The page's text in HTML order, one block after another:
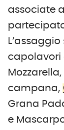
associate
capolavori
campana,
Grana
e